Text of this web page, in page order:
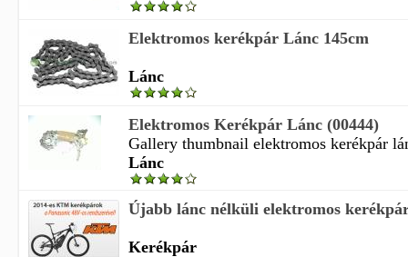
Elektromos kerékpár Lánc 145cm
Lánc
Elektromos Kerékpár Lánc (00444)
Gallery thumbnail elektromos kerékpár
Lánc
Újabb lánc nélküli elektromos
Kerékpár